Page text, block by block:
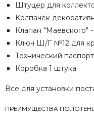
Штуцер для
Колпачек
Клапан "Маевского" -
Ключ Ш/Г №12 для
Технический
Коробка 1 штука
Все для установки
ПРЕИМУЩЕСТВА